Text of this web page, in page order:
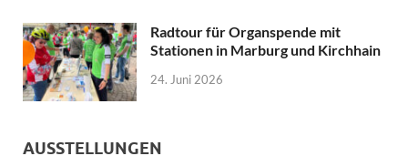
Radtour für Organspende mit
Stationen in Marburg und Kirchhain
24. Juni 2026
AUSSTELLUNGEN